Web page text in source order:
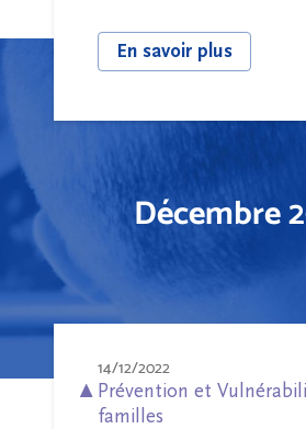
En savoir plus
Décembre
14/12/2022
Prévention et
familles